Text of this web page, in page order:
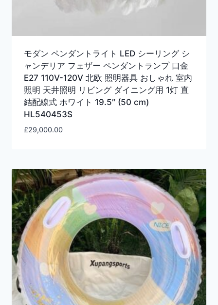
モダン ペンダントライト LED シーリング シ
ャンデリア フェザー ペンダントランプ 口金
E27 110V-120V 北欧 照明器具 おしゃれ 室内
照明 天井照明 リビング ダイニング用 1灯 直
結配線式 ホワイト 19.5″ (50 cm)
HL540453S
£29,000.00